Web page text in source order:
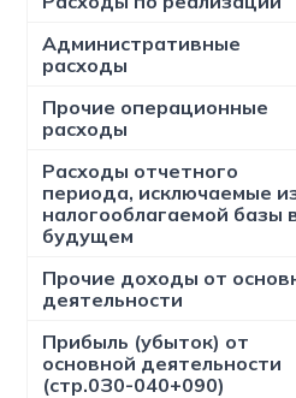
Административные
расходы
Прочие операционные
расходы
Расходы отчетного
периода, исключаемые
налогооблагаемой базы
будущем
Прочие доходы от
деятельности
Прибыль (убыток) от
основной деятельности
(стр.0З0-040+090)